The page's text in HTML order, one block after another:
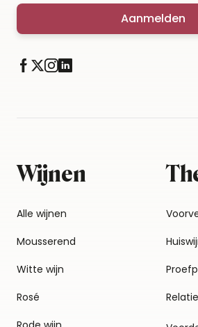
Aanmelden
Wijnen
Alle wijnen
Mousserend
Witte wijn
Rosé